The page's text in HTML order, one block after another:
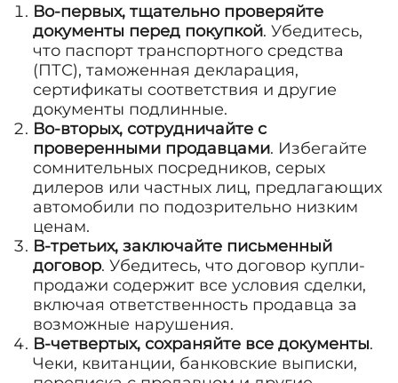
Во-первых, тщательно проверяйте
документы перед покупкой. Убедитесь,
что паспорт транспортного средства
(ПТС), таможенная декларация,
сертификаты соответствия и другие
документы подлинные.
Во-вторых, сотрудничайте с
проверенными продавцами. Избегайте
сомнительных посредников, серых
дилеров или частных лиц, предлагающих
автомобили по подозрительно низким
ценам.
В-третьих, заключайте письменный
договор. Убедитесь, что договор купли-
продажи содержит все условия сделки,
включая ответственность продавца за
возможные нарушения.
В-четвертых, сохраняйте все документы.
Чеки, квитанции, банковские выписки,